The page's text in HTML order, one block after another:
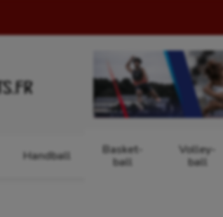
Handball
Basket-
ball
Volley-
ball